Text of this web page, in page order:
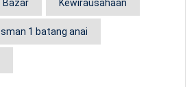
Bazar Kewirausahaan
sman 1 batang anai